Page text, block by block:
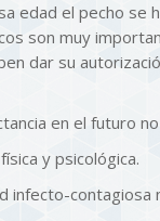
edad el pecho
son muy
dar su
en el futuro
y psicológica.
infecto-contagiosa